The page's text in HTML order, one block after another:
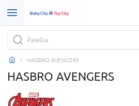
HASBRO AVENGERS
HASBRO AVENGERS